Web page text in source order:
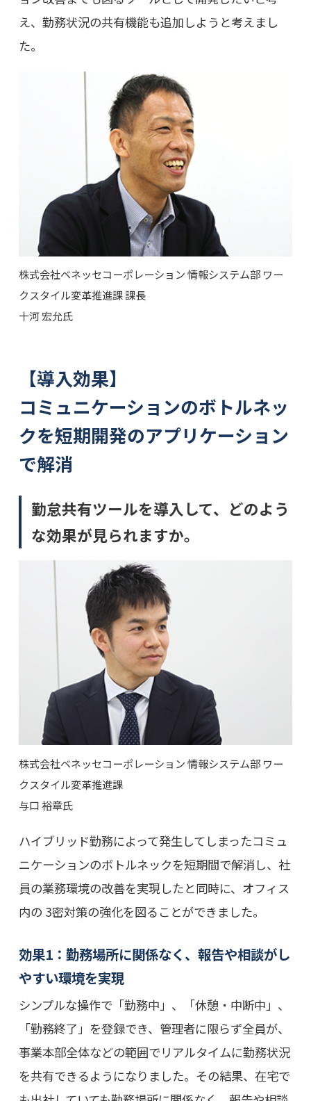
え、勤務状況の共有機能も追加しようと考えまし
た。
株式会社ベネッセコーポレーション 情報システム部 ワー
クスタイル変革推進課 課長
十河 宏允氏
【導入効果】
コミュニケーションのボトルネッ
クを短期開発のアプリケーション
で解消
勤怠共有ツールを導入して、どのよう
な効果が見られますか。
株式会社ベネッセコーポレーション 情報システム部 ワー
クスタイル変革推進課
与口 裕章氏
ハイブリッド勤務によって発生してしまったコミュ
ニケーションのボトルネックを短期間で解消し、社
員の業務環境の改善を実現したと同時に、オフィス
内の 3密対策の強化を図ることができました。
効果1：勤務場所に関係なく、報告や相談がし
やすい環境を実現
シンプルな操作で「勤務中」、「休憩・中断中」、
「勤務終了」を登録でき、管理者に限らず全員が、
事業本部全体などの範囲でリアルタイムに勤務状況
を共有できるようになりました。その結果、在宅で